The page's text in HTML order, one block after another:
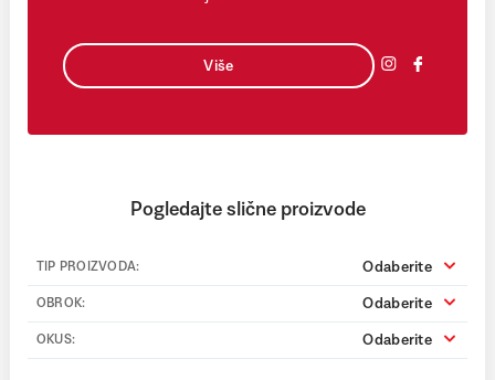
Više
Pogledajte slične proizvode
TIP PROIZVODA: Odaberite
OBROK: Odaberite
OKUS: Odaberite